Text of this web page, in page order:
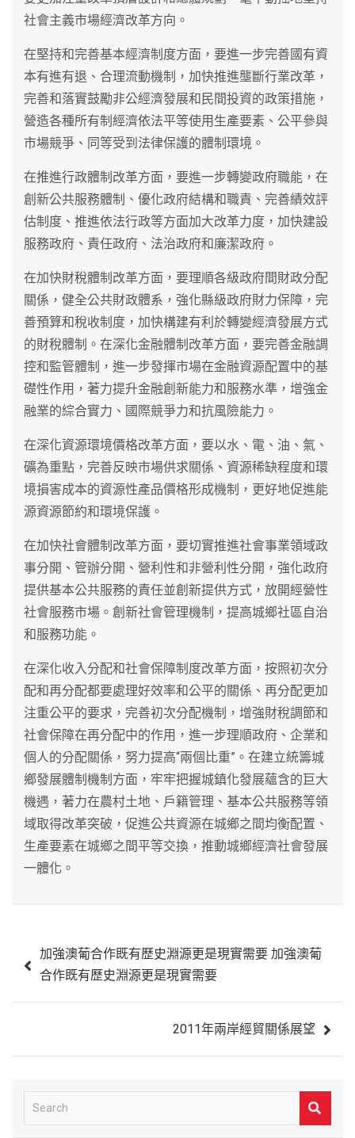
社會主義市場經濟改革方向。
在堅持和完善基本經濟制度方面，要進一步完善國有資
本有進有退、合理流動機制，加快推進壟斷行業改革，
完善和落實鼓勵非公經濟發展和民間投資的政策措施，
營造各種所有制經濟依法平等使用生產要素、公平參與
市場競爭、同等受到法律保護的體制環境。
在推進行政體制改革方面，要進一步轉變政府職能，在
創新公共服務體制、優化政府結構和職責、完善績效評
估制度、推進依法行政等方面加大改革力度，加快建設
服務政府、責任政府、法治政府和廉潔政府。
在加快財稅體制改革方面，要理順各級政府間財政分配
關係，健全公共財政體系，強化縣級政府財力保障，完
善預算和稅收制度，加快構建有利於轉變經濟發展方式
的財稅體制。在深化金融體制改革方面，要完善金融調
控和監管體制，進一步發揮市場在金融資源配置中的基
礎性作用，著力提升金融創新能力和服務水準，增強金
融業的綜合實力、國際競爭力和抗風險能力。
在深化資源環境價格改革方面，要以水、電、油、氣、
礦為重點，完善反映市場供求關係、資源稀缺程度和環
境損害成本的資源性產品價格形成機制，更好地促進能
源資源節約和環境保護。
在加快社會體制改革方面，要切實推進社會事業領域政
事分開、管辦分開、營利性和非營利性分開，強化政府
提供基本公共服務的責任並創新提供方式，放開經營性
社會服務市場。創新社會管理機制，提高城鄉社區自治
和服務功能。
在深化收入分配和社會保障制度改革方面，按照初次分
配和再分配都要處理好效率和公平的關係、再分配更加
注重公平的要求，完善初次分配機制，增強財稅調節和
社會保障在再分配中的作用，進一步理順政府、企業和
個人的分配關係，努力提高“兩個比重”。在建立統籌城
鄉發展體制機制方面，牢牢把握城鎮化發展蘊含的巨大
機遇，著力在農村土地、戶籍管理、基本公共服務等領
域取得改革突破，促進公共資源在城鄉之間均衡配置、
生產要素在城鄉之間平等交換，推動城鄉經濟社會發展
一體化。
章 加強澳葡合作既有歷史淵源更是現實需要 加強澳葡
合作既有歷史淵源更是現實需要
2011年兩岸經貿關係展望
e